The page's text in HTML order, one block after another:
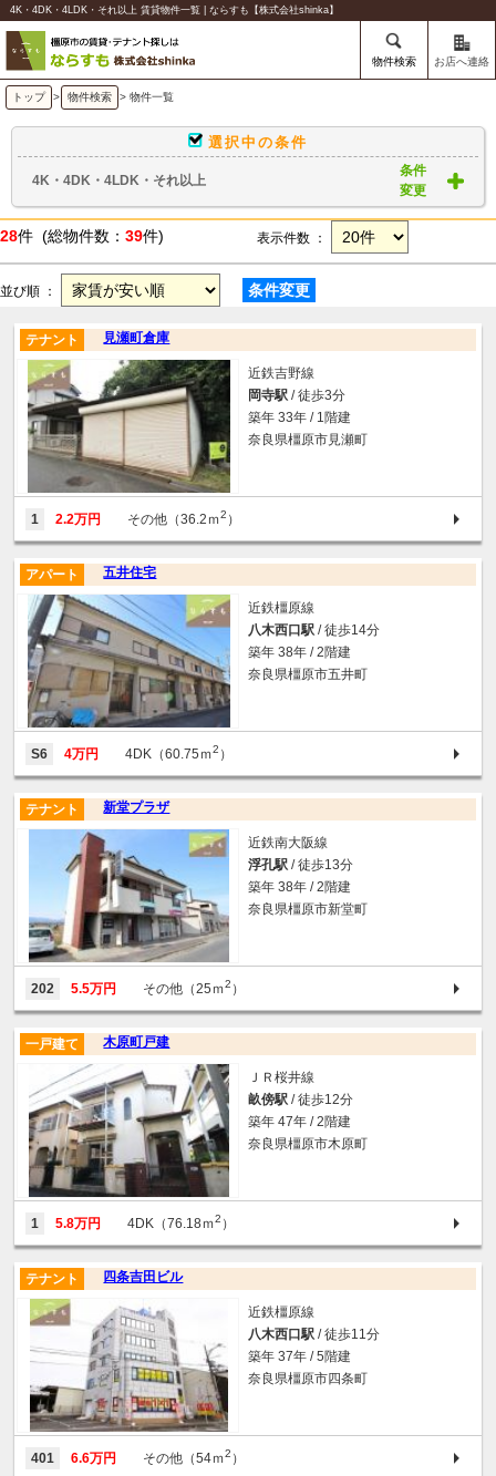
4K・4DK・4LDK・それ以上 賃貸物件一覧 | ならすも【株式会社shinka】
物件検索 お店へ連絡
トップ > 物件検索 > 物件一覧
選択中の条件
4K・4DK・4LDK・それ以上
条件
変更
28件 (総物件数： 39件) 表示件数 ：
並び順 ： 条件変更
見瀬町倉庫
テナント
近鉄吉野線
岡寺駅 / 徒歩3分
築年 33年 / 1階建
奈良県橿原市見瀬町
1 2.2万円 その他（36.2ｍ2 ）
五井住宅
アパート
近鉄橿原線
八木西口駅 / 徒歩14分
築年 38年 / 2階建
奈良県橿原市五井町
S6 4万円 4DK（60.75ｍ2 ）
新堂プラザ
テナント
近鉄南大阪線
浮孔駅 / 徒歩13分
築年 38年 / 2階建
奈良県橿原市新堂町
202 5.5万円 その他（25ｍ2 ）
木原町戸建
一戸建て
ＪＲ桜井線
畝傍駅 / 徒歩12分
築年 47年 / 2階建
奈良県橿原市木原町
1 5.8万円 4DK（76.18ｍ2 ）
四条吉田ビル
テナント
近鉄橿原線
八木西口駅 / 徒歩11分
築年 37年 / 5階建
奈良県橿原市四条町
401 6.6万円 その他（54ｍ2 ）